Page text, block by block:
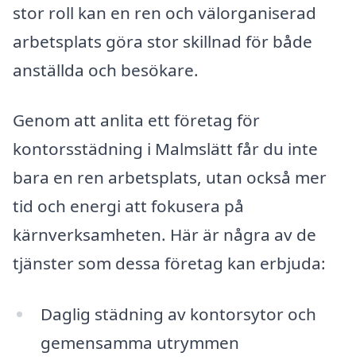
stor roll kan en ren och välorganiserad
arbetsplats göra stor skillnad för både
anställda och besökare.
Genom att anlita ett företag för
kontorsstädning i Malmslätt får du inte
bara en ren arbetsplats, utan också mer
tid och energi att fokusera på
kärnverksamheten. Här är några av de
tjänster som dessa företag kan erbjuda:
Daglig städning av kontorsytor och
gemensamma utrymmen